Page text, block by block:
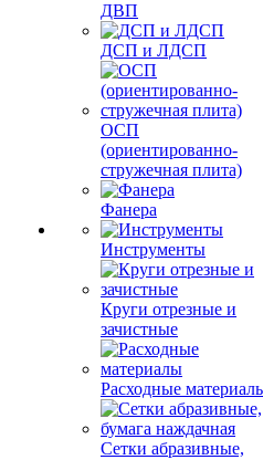
ДВП
ДСП и ЛДСП
ОСП
(ориентированно-
стружечная плита)
Фанера
Инструменты
Круги отрезные и
зачистные
Расходные
Сетки абразивные,